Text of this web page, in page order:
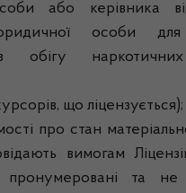
або керівника
особи для
обігу
що ліцензується);
стан
вимогам
та не